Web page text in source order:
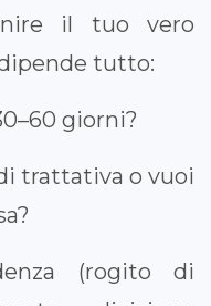
il tuo vero
tutto:
giorni?
trattativa o vuoi
(rogito di